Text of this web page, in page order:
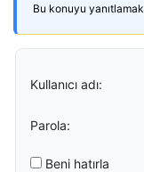
Bu konuyu yanıtlamak
Kullanıcı adı:
Parola:
Beni hatırla